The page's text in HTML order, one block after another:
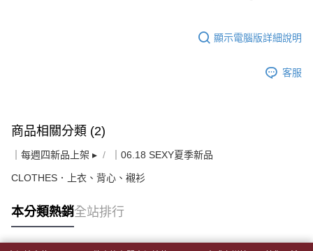
顯示電腦版詳細說明
客服
商品相關分類 (2)
｜每週四新品上架 ▸ ｜06.18 SEXY夏季新品
CLOTHES．上衣、背心、襯衫
本分類熱銷全站排行